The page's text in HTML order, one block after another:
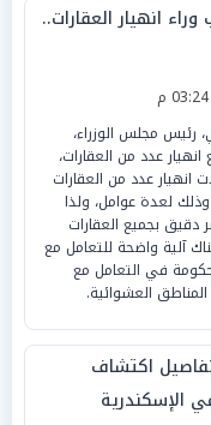
4 أسباب وراء انهيار العقارات..
رئيس مجلس الوزراء،
انهيار عدد من العقارات،
انهيار عدد من العقارات
لعدة عوامل، ولذا
بجميع العقارات
آلية واضحة للتعامل مع
في التعامل مع
العشوائية.
تفاصيل اكتشاف
الإسكندرية